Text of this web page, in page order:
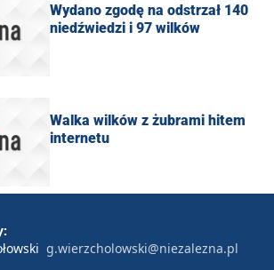
Wydano zgodę na odstrzał 140
niedźwiedzi i 97 wilków
Walka wilków z żubrami hitem
internetu
g.wierzcholowski@niezalezna.pl